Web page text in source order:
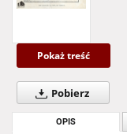
Pokaż treść
Pobierz
OPIS